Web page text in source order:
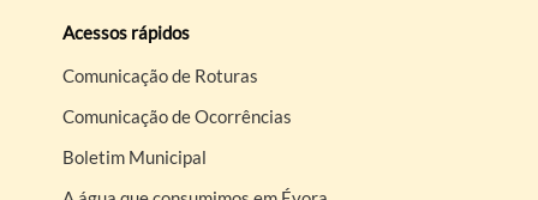
Acessos rápidos
Comunicação de Roturas
Comunicação de Ocorrências
Boletim Municipal